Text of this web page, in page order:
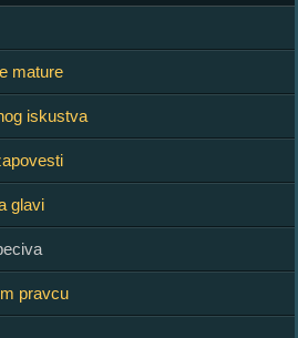
mature
iskustva
glavi
pravcu